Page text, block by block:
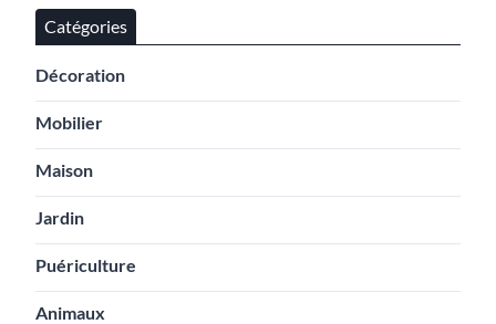
Catégories
Décoration
Mobilier
Maison
Jardin
Puériculture
Animaux